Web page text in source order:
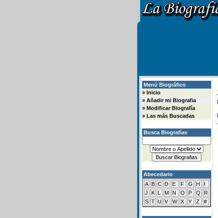
Menú Biográfico
» Inicio
» Añadir mi Biografia
» Modificar Biografía
» Las más Buscadas
Busca Biografías
Abecedario
A B C D E F G H
I
J
K L M N O P Q
R
S T U V W X Y Z #